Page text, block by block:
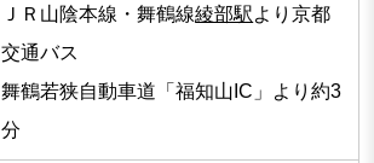
ＪＲ山陰本線・舞鶴線綾部駅より京都
交通バス
舞鶴若狭自動車道「福知山IC」より約3
分